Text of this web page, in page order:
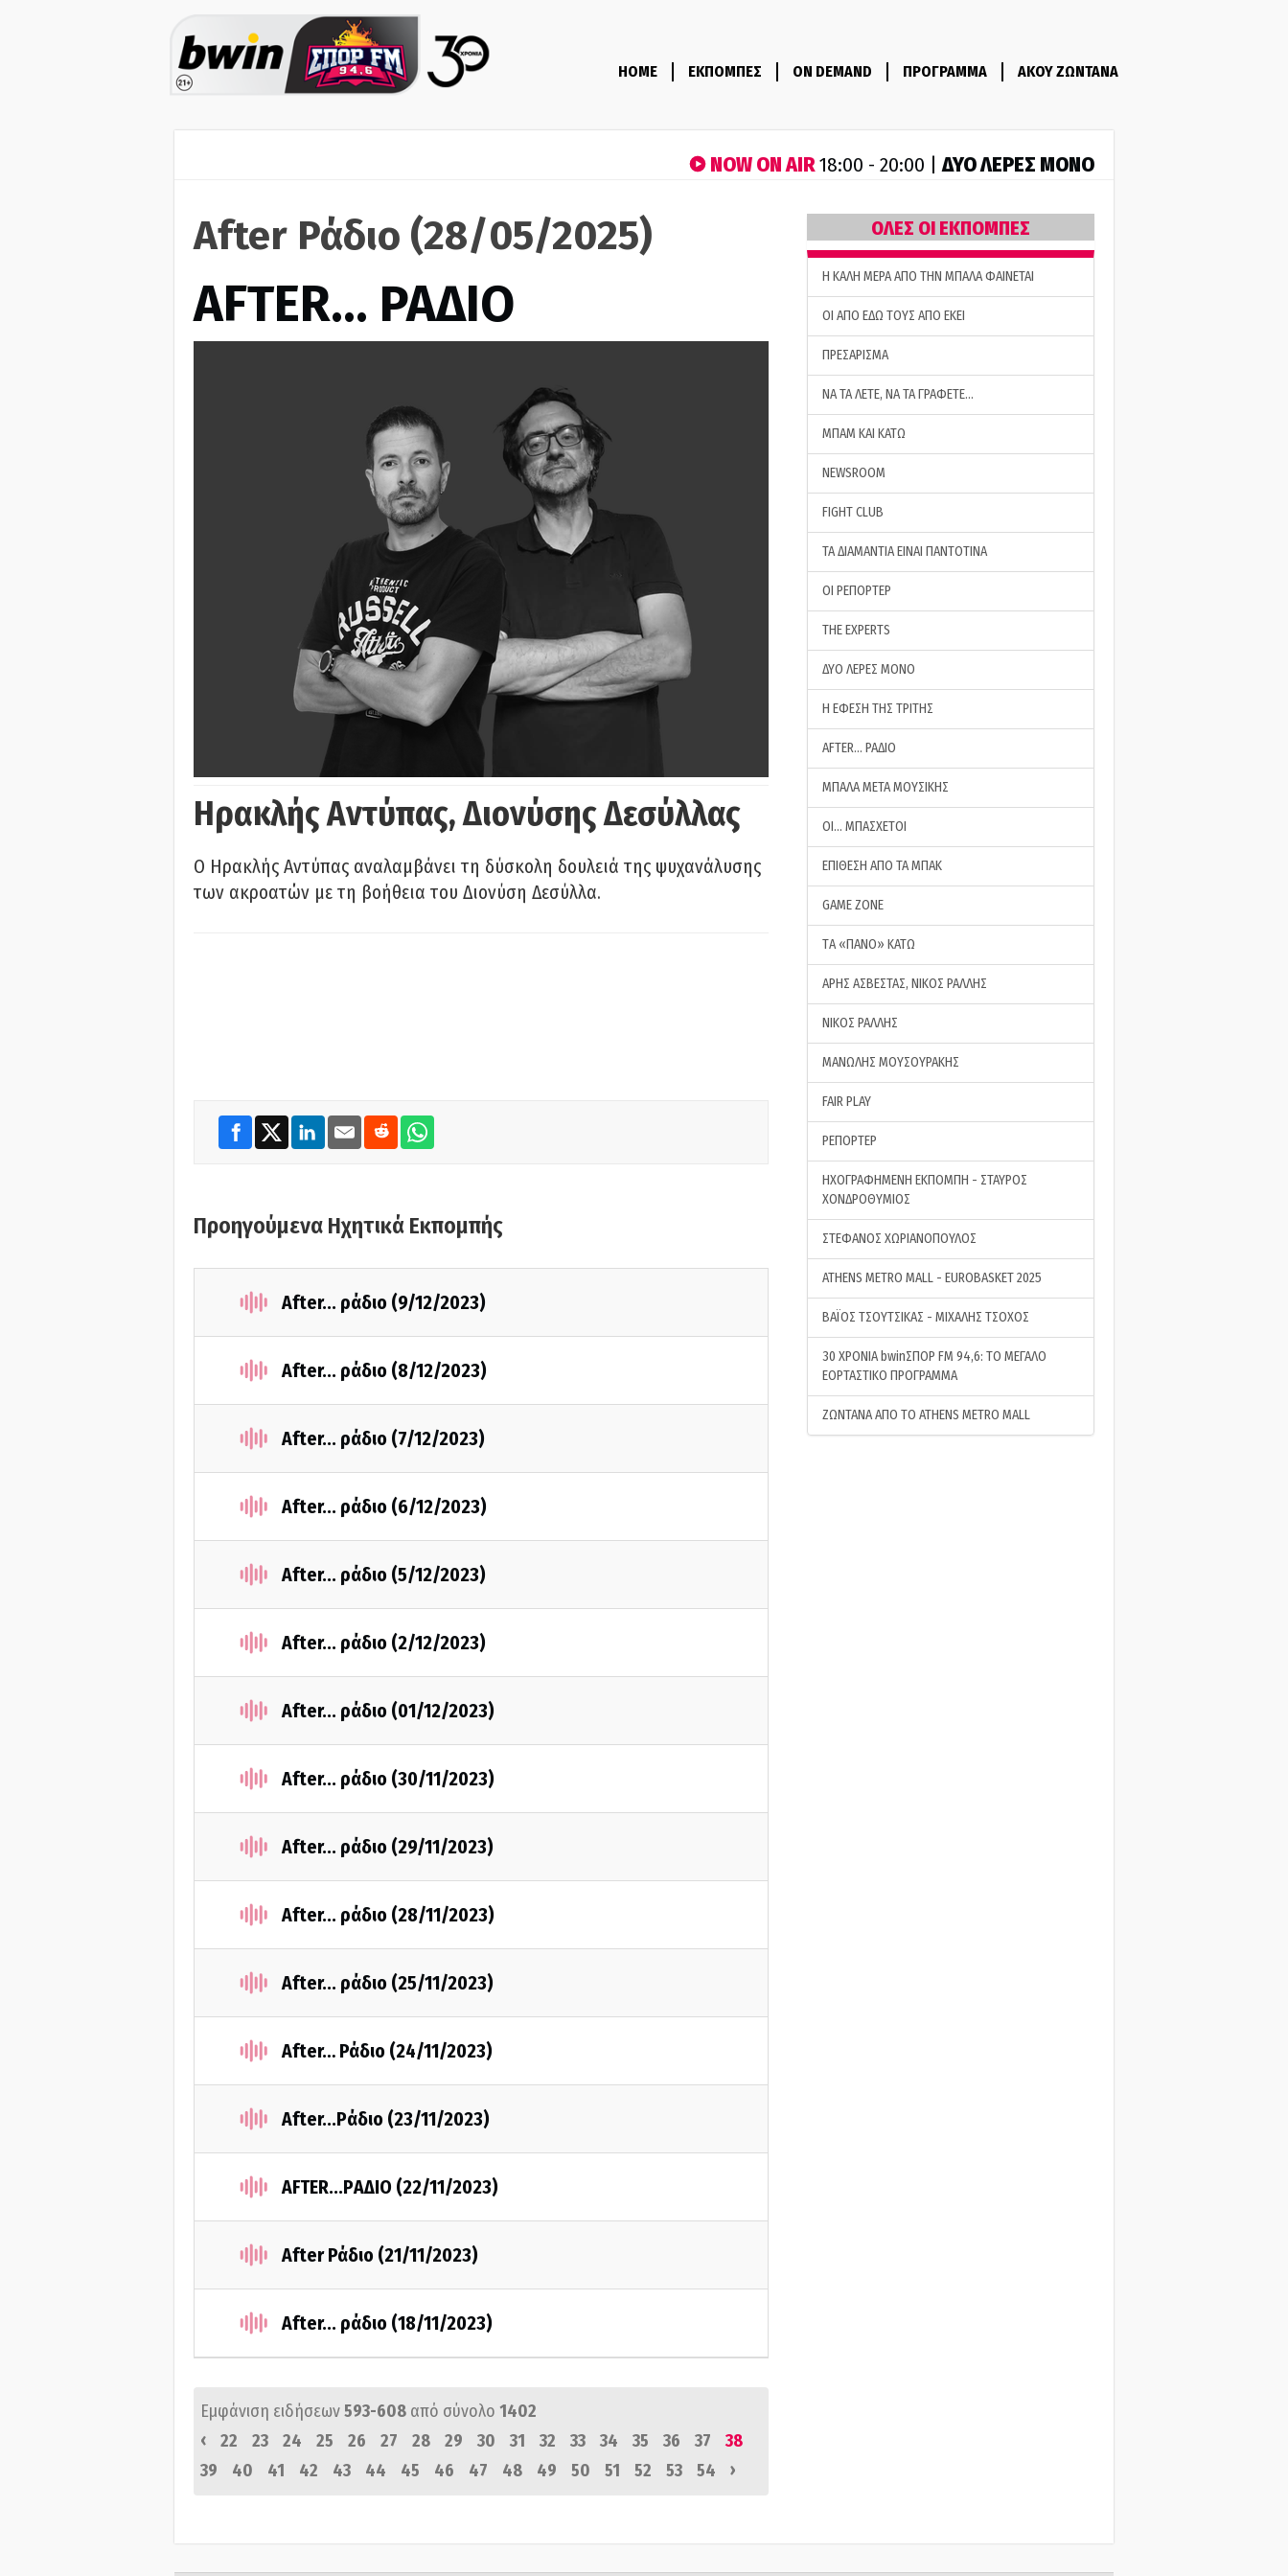
HOME ΕΚΠΟΜΠΕΣ ON DEMAND ΠΡΟΓΡΑΜΜΑ ΑΚΟΥ ΖΩΝΤΑΝΑ
NOW ON AIR18:00 - 20:00 |ΔΥΟ ΛΕΡΕΣ ΜΟΝΟ
After Ράδιο (28/05/2025)
AFTER… ΡΑΔΙΟ
Ηρακλής Αντύπας, Διονύσης Δεσύλλας
Ο Ηρακλής Αντύπας αναλαμβάνει τη δύσκολη δουλειά της ψυχανάλυσης
των ακροατών με τη βοήθεια του Διονύση Δεσύλλα.
Προηγούμενα Ηχητικά Εκπομπής
After... ράδιο (9/12/2023)
After... ράδιο (8/12/2023)
After... ράδιο (7/12/2023)
After... ράδιο (6/12/2023)
After... ράδιο (5/12/2023)
After... ράδιο (2/12/2023)
After... ράδιο (01/12/2023)
After... ράδιο (30/11/2023)
After... ράδιο (29/11/2023)
After... ράδιο (28/11/2023)
After... ράδιο (25/11/2023)
After… Ράδιο (24/11/2023)
After...Pάδιο (23/11/2023)
AFTER...PΑΔΙΟ (22/11/2023)
After Ράδιο (21/11/2023)
After... ράδιο (18/11/2023)
Εμφάνιση ειδήσεων593-608 από σύνολο 1402
‹
22 23 24 25 26 27 28 29 30 31 32 33 34 35 36 37
38
39
40 41 42 43 44 45 46 47 48 49 50 51 52 53 54 ›
ΟΛΕΣ ΟΙ ΕΚΠΟΜΠΕΣ
H ΚΑΛΗ ΜΕΡΑ ΑΠΟ ΤΗΝ ΜΠΑΛΑ ΦΑΙΝΕΤΑΙ
ΟΙ ΑΠΟ ΕΔΩ ΤΟΥΣ ΑΠΟ ΕΚΕΙ
ΠΡΕΣΑΡΙΣΜΑ
ΝΑ ΤΑ ΛΕΤΕ, ΝΑ ΤΑ ΓΡΑΦΕΤΕ…
ΜΠΑΜ ΚΑΙ ΚΑΤΩ
NEWSROOM
FIGHT CLUB
ΤΑ ΔΙΑΜΑΝΤΙΑ ΕΙΝΑΙ ΠΑΝΤΟΤΙΝΑ
ΟΙ ΡΕΠΟΡΤΕΡ
THE EXPERTS
ΔΥΟ ΛΕΡΕΣ ΜΟΝΟ
Η ΕΦΕΣΗ ΤΗΣ ΤΡΙΤΗΣ
AFTER… ΡΑΔΙΟ
ΜΠΑΛΑ ΜΕΤΑ ΜΟΥΣΙΚΗΣ
ΟΙ… ΜΠΑΣΧΕΤΟΙ
ΕΠΙΘΕΣΗ ΑΠΟ ΤΑ ΜΠΑΚ
GAME ZONE
ΤA «ΠΑΝΟ» ΚΑΤΩ
ΑΡΗΣ ΑΣΒΕΣΤΑΣ, ΝΙΚΟΣ ΡΑΛΛΗΣ
ΝΙΚΟΣ ΡΑΛΛΗΣ
ΜΑΝΩΛΗΣ ΜΟΥΣΟΥΡΑΚΗΣ
FAIR PLAY
ΡΕΠΟΡΤΕΡ
ΗΧΟΓΡΑΦΗΜΕΝΗ ΕΚΠΟΜΠΗ - ΣΤΑΥΡΟΣ
ΧΟΝΔΡΟΘΥΜΙΟΣ
ΣΤΕΦΑΝΟΣ ΧΩΡΙΑΝΟΠΟΥΛΟΣ
ATHENS METRO MALL - EUROBASKET 2025
ΒΑΪΟΣ ΤΣΟΥΤΣΙΚΑΣ - ΜΙΧΑΛΗΣ ΤΣΟΧΟΣ
30 ΧΡΟΝΙΑ bwinΣΠΟΡ FM 94,6: ΤΟ ΜΕΓΑΛΟ
ΕΟΡΤΑΣΤΙΚΟ ΠΡΟΓΡΑΜΜΑ
ΖΩΝΤΑΝΑ ΑΠΟ ΤΟ ATHENS METRO MALL